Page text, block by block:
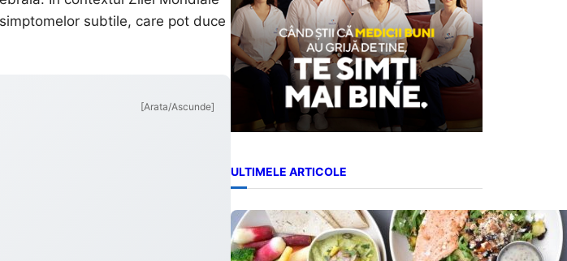
subtile, care pot duce
[Arata/Ascunde]
ULTIMELE ARTICOLE